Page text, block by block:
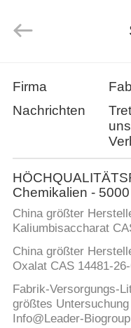
HAUSE
PRODUKTE
ÜBER
UNS
Rights
Firma
Nachrichten
Chemikalien -
China größter
Kaliumbisaccharat
China größter
Oxalat CAS 14481-
Fabrik-Versorgungs-
größtes
Info@Leader-